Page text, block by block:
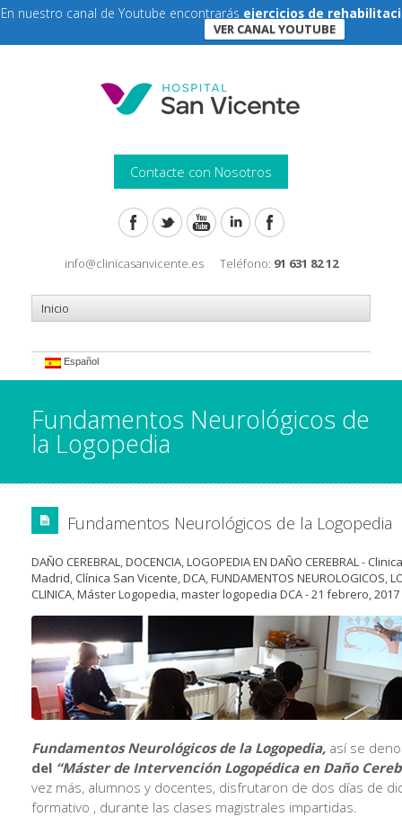
En nuestro canal de Youtube encontrarás ejercicios de
VER CANAL YOUTUBE
Contacte con Nosotros
info@clinicasanvicente.es Teléfono: 91 631 82 12
Español
Fundamentos Neurológicos de
la Logopedia
Fundamentos Neurológicos de la Logopedia
DAÑO CEREBRAL,DOCENCIA,LOGOPEDIA EN DAÑO CEREBRAL-
Madrid, Clínica San Vicente,DCA,FUNDAMENTOS NEUROLOGICOS,
CLINICA,Máster Logopedia,master logopedia DCA-21 febrero, 2017
Fundamentos Neurológicos de la Logopedia, así se
del “Máster de Intervención Logopédica en Daño
vez más, alumnos y docentes, disfrutaron de dos días de
formativo , durante las clases magistrales impartidas.